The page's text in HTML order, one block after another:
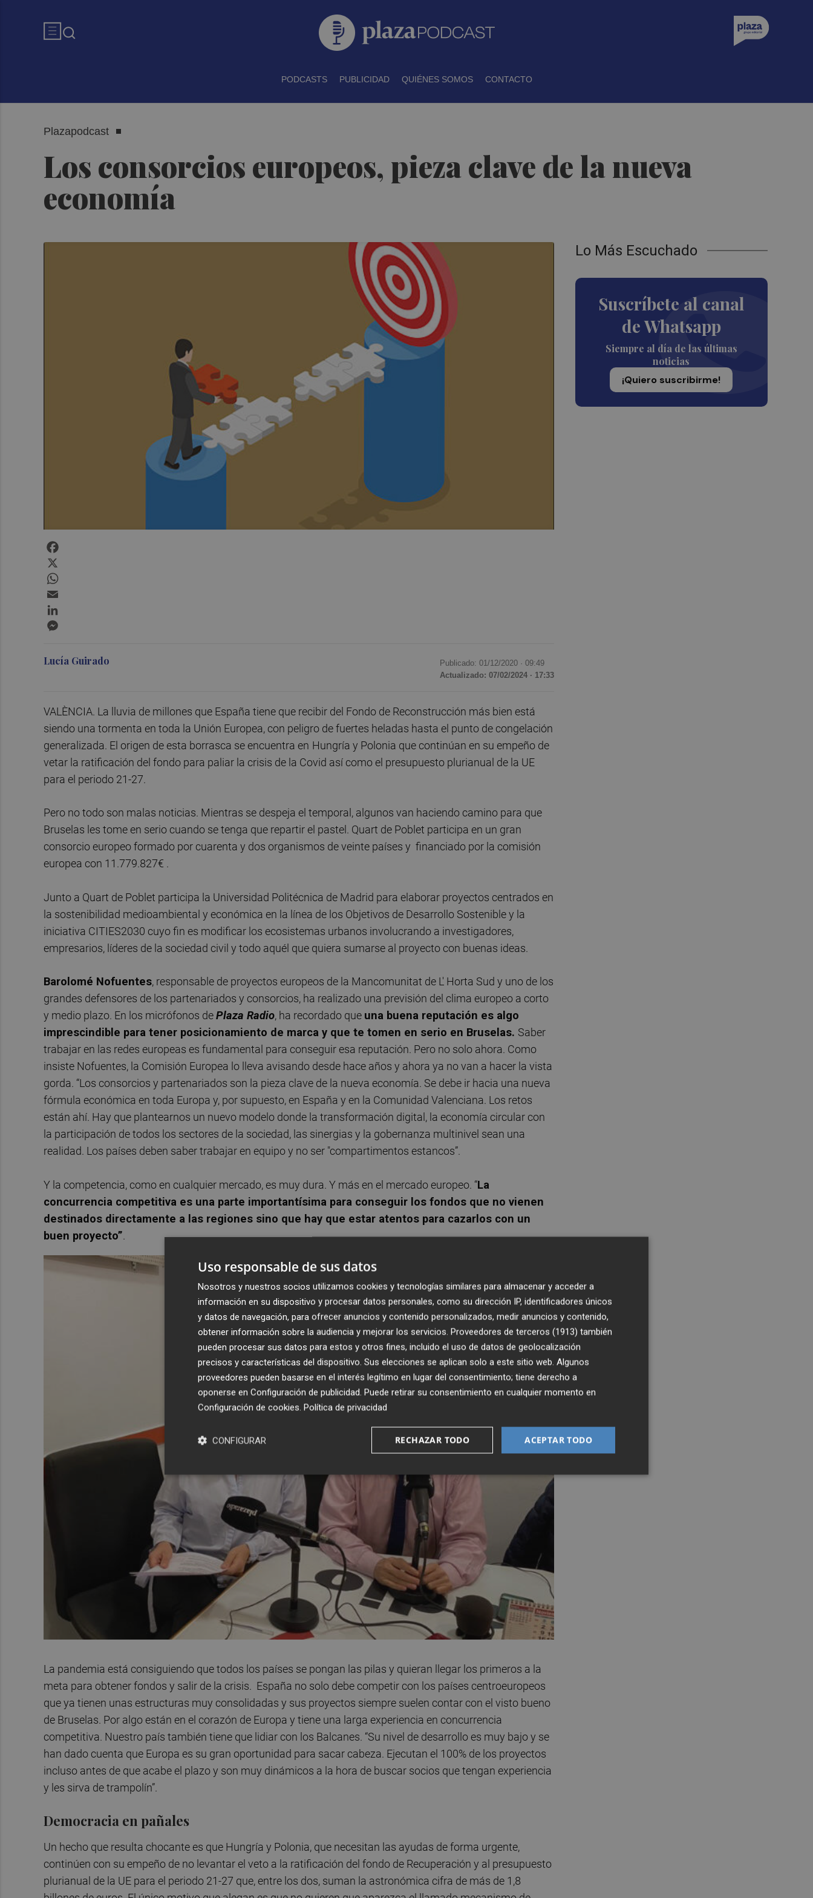
PODCASTS PUBLICIDAD QUIÉNES SOMOS CONTACTO
Plazapodcast
Los consorcios europeos, pieza clave de la nueva
economía
Lo Más Escuchado
Suscríbete al canal
de Whatsapp
Siempre al día de las últimas
noticias
¡Quiero suscribirme!
Lucía Guirado Publicado: 01/12/2020 · 09:49
Actualizado: 07/02/2024 · 17:33
VALÈNCIA. La lluvia de millones que España tiene que recibir del Fondo de Reconstrucción más bien está
siendo una tormenta en toda la Unión Europea, con peligro de fuertes heladas hasta el punto de congelación
generalizada. El origen de esta borrasca se encuentra en Hungría y Polonia que continúan en su empeño de
vetar la ratificación del fondo para paliar la crisis de la Covid así como el presupuesto plurianual de la UE
para el periodo 21-27.
Pero no todo son malas noticias. Mientras se despeja el temporal, algunos van haciendo camino para que
Bruselas les tome en serio cuando se tenga que repartir el pastel. Quart de Poblet participa en un gran
consorcio europeo formado por cuarenta y dos organismos de veinte países y financiado por la comisión
europea con 11.779.827€ .
Junto a Quart de Poblet participa la Universidad Politécnica de Madrid para elaborar proyectos centrados en
la sostenibilidad medioambiental y económica en la línea de los Objetivos de Desarrollo Sostenible y la
iniciativa CITIES2030 cuyo fin es modificar los ecosistemas urbanos involucrando a investigadores,
empresarios, líderes de la sociedad civil y todo aquél que quiera sumarse al proyecto con buenas ideas.
Barolomé Nofuentes, responsable de proyectos europeos de la Mancomunitat de L' Horta Sud y uno de los
grandes defensores de los partenariados y consorcios, ha realizado una previsión del clima europeo a corto
y medio plazo. En los micrófonos dePlaza Radio, ha recordado que una buena reputación es algo
imprescindible para tener posicionamiento de marca y que te tomen en serio en Bruselas. Saber
trabajar en las redes europeas es fundamental para conseguir esa reputación. Pero no solo ahora. Como
insiste Nofuentes, la Comisión Europea lo lleva avisando desde hace años y ahora ya no van a hacer la vista
gorda. “Los consorcios y partenariados son la pieza clave de la nueva economía. Se debe ir hacia una nueva
fórmula económica en toda Europa y, por supuesto, en España y en la Comunidad Valenciana. Los retos
están ahí. Hay que plantearnos un nuevo modelo donde la transformación digital, la economía circular con
la participación de todos los sectores de la sociedad, las sinergias y la gobernanza multinivel sean una
realidad. Los países deben saber trabajar en equipo y no ser "compartimentos estancos”.
Y la competencia, como en cualquier mercado, es muy dura. Y más en el mercado europeo. “La
concurrencia competitiva es una parte importantísima para conseguir los fondos que no vienen
destinados directamente a las regiones sino que hay que estar atentos para cazarlos con un
buen proyecto”.
La pandemia está consiguiendo que todos los países se pongan las pilas y quieran llegar los primeros a la
meta para obtener fondos y salir de la crisis. España no solo debe competir con los países centroeuropeos
que ya tienen unas estructuras muy consolidadas y sus proyectos siempre suelen contar con el visto bueno
de Bruselas. Por algo están en el corazón de Europa y tiene una larga experiencia en concurrencia
competitiva. Nuestro país también tiene que lidiar con los Balcanes. “Su nivel de desarrollo es muy bajo y se
han dado cuenta que Europa es su gran oportunidad para sacar cabeza. Ejecutan el 100% de los proyectos
incluso antes de que acabe el plazo y son muy dinámicos a la hora de buscar socios que tengan experiencia
y les sirva de trampolín”.
Democracia en pañales
Un hecho que resulta chocante es que Hungría y Polonia, que necesitan las ayudas de forma urgente,
continúen con su empeño de no levantar el veto a la ratificación del fondo de Recuperación y al presupuesto
plurianual de la UE para el periodo 21-27 que, entre los dos, suman la astronómica cifra de más de 1,8
Uso responsable de sus datos
Nosotros y nuestros socios utilizamos cookies y tecnologías similares para almacenar y acceder a
información en su dispositivo y procesar datos personales, como su dirección IP, identificadores únicos
y datos de navegación, para ofrecer anuncios y contenido personalizados, medir anuncios y contenido,
obtener información sobre la audiencia y mejorar los servicios. Proveedores de terceros (1913) también
pueden procesar sus datos para estos y otros fines, incluido el uso de datos de geolocalización
precisos y características del dispositivo. Sus elecciones se aplican solo a este sitio web. Algunos
proveedores pueden basarse en el interés legítimo en lugar del consentimiento; tiene derecho a
oponerse en Configuración de publicidad. Puede retirar su consentimiento en cualquier momento en
Configuración de cookies. Política de privacidad
ACEPTAR TODO
RECHAZAR TODO
CONFIGURAR